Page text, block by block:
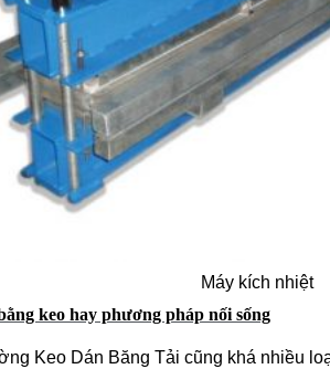
Máy kích nhiệt
keo hay phương pháp nối sống
Keo Dán Băng Tải cũng khá nhiều